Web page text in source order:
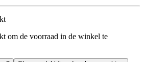
om de voorraad in de winkel te